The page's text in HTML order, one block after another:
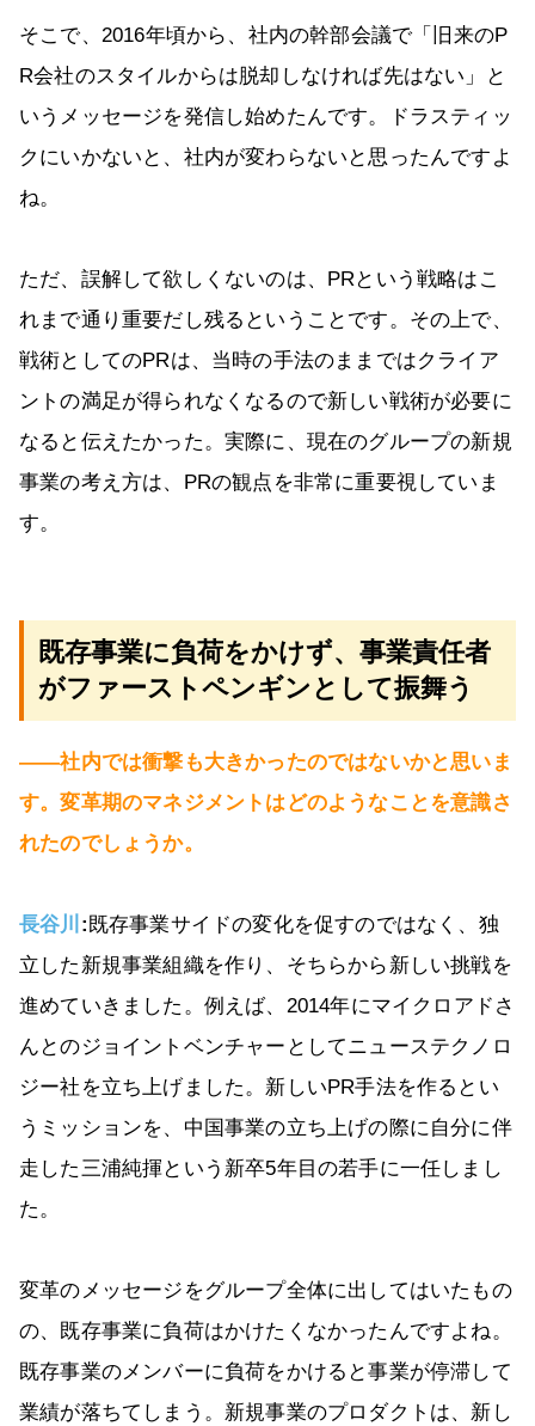
そこで、2016年頃から、社内の幹部会議で「旧来のP
R会社のスタイルからは脱却しなければ先はない」と
いうメッセージを発信し始めたんです。ドラスティッ
クにいかないと、社内が変わらないと思ったんですよ
ね。
ただ、誤解して欲しくないのは、PRという戦略はこ
れまで通り重要だし残るということです。その上で、
戦術としてのPRは、当時の手法のままではクライア
ントの満足が得られなくなるので新しい戦術が必要に
なると伝えたかった。実際に、現在のグループの新規
事業の考え方は、PRの観点を非常に重要視していま
す。
既存事業に負荷をかけず、事業責任者
がファーストペンギンとして振舞う
――社内では衝撃も大きかったのではないかと思いま
す。変革期のマネジメントはどのようなことを意識さ
れたのでしょうか。
長谷川 : 既存事業サイドの変化を促すのではなく、独
立した新規事業組織を作り、そちらから新しい挑戦を
進めていきました。例えば、2014年にマイクロアドさ
んとのジョイントベンチャーとしてニューステクノロ
ジー社を立ち上げました。新しいPR手法を作るとい
うミッションを、中国事業の立ち上げの際に自分に伴
走した三浦純揮という新卒5年目の若手に一任しまし
た。
変革のメッセージをグループ全体に出してはいたもの
の、既存事業に負荷はかけたくなかったんですよね。
既存事業のメンバーに負荷をかけると事業が停滞して
業績が落ちてしまう。新規事業のプロダクトは、新し